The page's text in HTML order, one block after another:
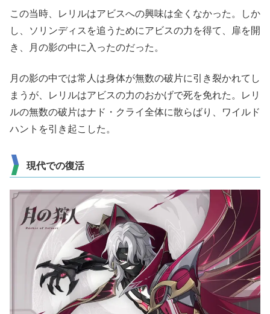
この当時、レリルはアビスへの興味は全くなかった。しか
し、ソリンディスを追うためにアビスの力を得て、扉を開
き、月の影の中に入ったのだった。
月の影の中では常人は身体が無数の破片に引き裂かれてし
まうが、レリルはアビスの力のおかげで死を免れた。レリ
ルの無数の破片はナド・クライ全体に散らばり、ワイルド
ハントを引き起こした。
現代での復活